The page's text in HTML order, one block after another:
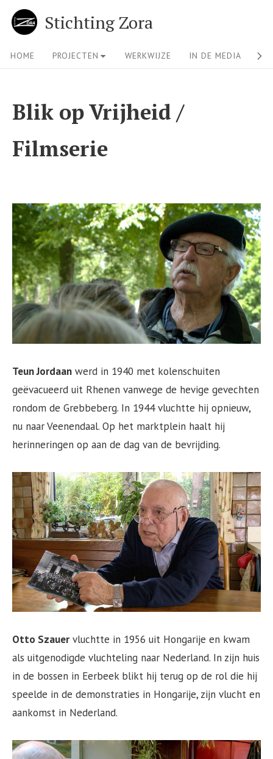
Skip
Stichting Zora
Site
Navigation
HOME PROJECTEN WERKWIJZE IN DE MEDIA
Blik op Vrijheid /
Filmserie
Teun Jordaan werd in 1940 met kolenschuiten
geëvacueerd uit Rhenen vanwege de hevige gevechten
rondom de Grebbeberg. In 1944 vluchtte hij opnieuw,
nu naar Veenendaal. Op het marktplein haalt hij
herinneringen op aan de dag van de bevrijding.
Otto Szauer vluchtte in 1956 uit Hongarije en kwam
als uitgenodigde vluchteling naar Nederland. In zijn huis
in de bossen in Eerbeek blikt hij terug op de rol die hij
speelde in de demonstraties in Hongarije, zijn vlucht en
aankomst in Nederland.